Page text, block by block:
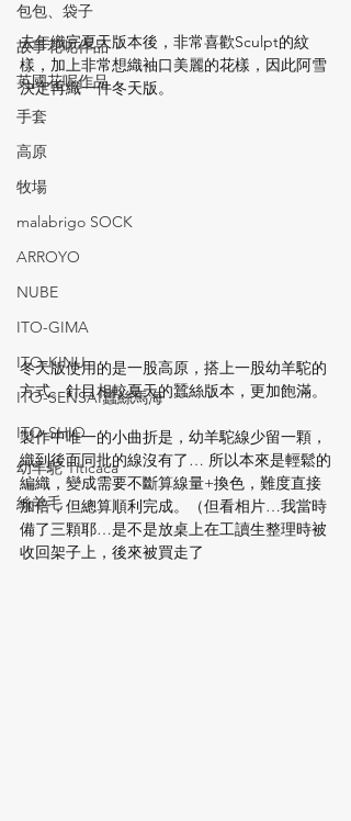
包包、袋子
故事花呢作品
英國花呢作品
手套
高原
牧場
malabrigo SOCK
ARROYO
NUBE
ITO-GIMA
ITO-KINU
ITO-SENSAI蠶絲馬海
ITO-SHIO
幼羊駝 Titicaca
絲羊毛
去年織完夏天版本後，非常喜歡Sculpt的紋
樣，加上非常想織袖口美麗的花樣，因此阿雪
決定再織一件冬天版。
冬天版使用的是一股高原，搭上一股幼羊駝的
方式。針目相較夏天的蠶絲版本，更加飽滿。
製作中唯一的小曲折是，幼羊駝線少留一顆，
織到後面同批的線沒有了… 所以本來是輕鬆的
編織，變成需要不斷算線量+換色，難度直接
加倍，但總算順利完成。（但看相片…我當時
備了三顆耶…是不是放桌上在工讀生整理時被
收回架子上，後來被買走了